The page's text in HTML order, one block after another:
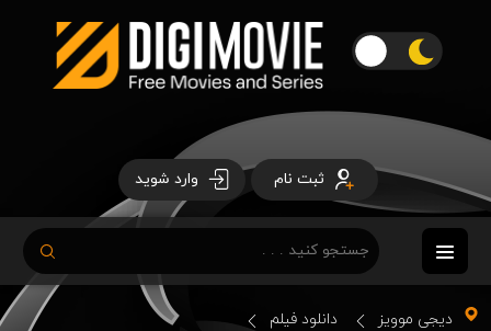
ثبت نام وارد شوید
دیجی موویز
دانلود فیلم